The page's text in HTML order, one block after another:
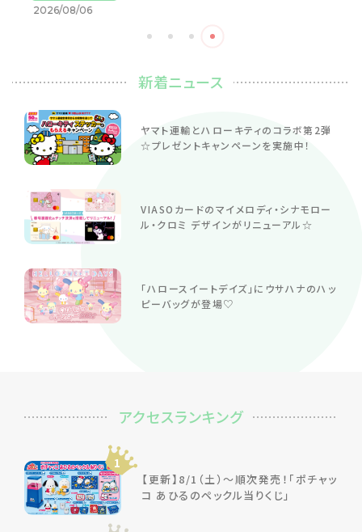
2026/08/06
新着ニュース
ヤマト運輸とハローキティのコラボ第2弾
☆プレゼントキャンペーンを実施中！
VIASOカードのマイメロディ・シナモロー
ル・クロミ デザインがリニューアル☆
「ハロースイートデイズ」にウサハナのハッ
ピーバッグが登場♡
アクセスランキング
1
【更新】8/1（土）～順次発売！「ポチャッ
コ あひるのペックル当りくじ」